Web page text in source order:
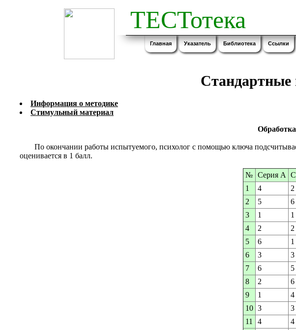
ТЕСТотека
Главная Указатель Библиотека Ссылки
Стандартные
Информация о методике
Стимульный материал
По окончании работы испытуемого, психолог с помощью ключа
оценивается в 1 балл.
№ Серия А
1
4 2
2
5 6
3
1 1
4
2 2
5
6 1
6
3 3
7
6 5
8
2 6
9
1 4
10 3 3
11
4 4